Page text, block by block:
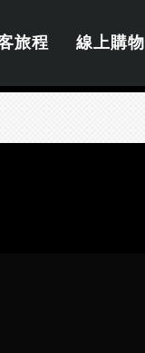
旅程 線上購物